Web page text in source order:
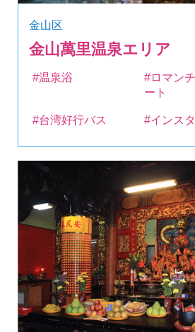
金山区
金山萬里温泉エリア
#温泉浴
#ロマン
ート
#台湾好行バス #インス